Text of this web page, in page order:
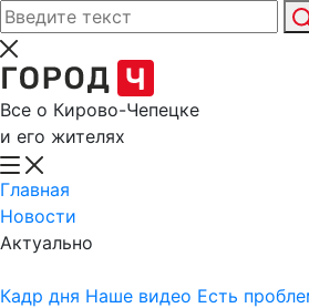
Все о Кирово-Чепецке
и его жителях
Главная
Новости
Актуально
Кадр дня Наше видео Есть